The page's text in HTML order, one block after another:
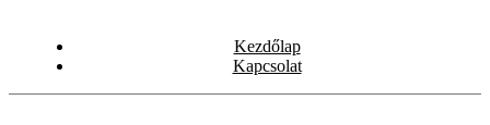
Kezdőlap
Kapcsolat